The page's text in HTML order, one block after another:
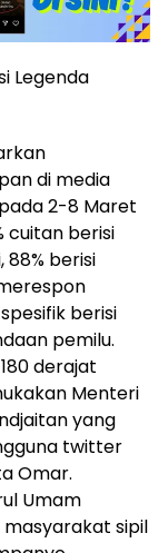
Legenda
di media
2-8 Maret
cuitan berisi
berisi
berisi
pemilu.
derajat
Menteri
yang
twitter
Omar.
Umam
sipil